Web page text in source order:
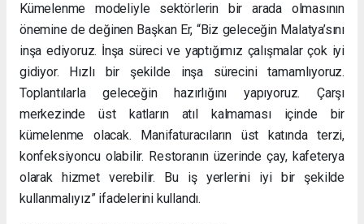
Kümelenme modeliyle sektörlerin bir arada olmasının
önemine de değinen Başkan Er, “Biz geleceğin Malatya’sını
inşa ediyoruz. İnşa süreci ve yaptığımız çalışmalar çok iyi
gidiyor. Hızlı bir şekilde inşa sürecini tamamlıyoruz.
Toplantılarla geleceğin hazırlığını yapıyoruz. Çarşı
merkezinde üst katların atıl kalmaması içinde bir
kümelenme olacak. Manifaturacıların üst katında terzi,
konfeksiyoncu olabilir. Restoranın üzerinde çay, kafeterya
olarak hizmet verebilir. Bu iş yerlerini iyi bir şekilde
kullanmalıyız” ifadelerini kullandı.